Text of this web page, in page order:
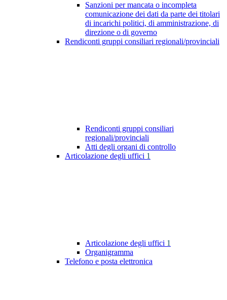
Sanzioni per mancata o incompleta
comunicazione dei dati da parte dei titolari
di incarichi politici, di amministrazione, di
direzione o di governo
Rendiconti gruppi consiliari regionali/provinciali
Rendiconti gruppi consiliari
regionali/provinciali
Atti degli organi di controllo
Articolazione degli uffici 1
Articolazione degli uffici 1
Organigramma
Telefono e posta elettronica